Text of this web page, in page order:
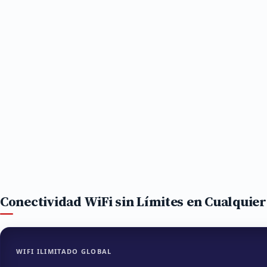
Conectividad WiFi sin Límites en
WIFI ILIMITADO GLOBAL